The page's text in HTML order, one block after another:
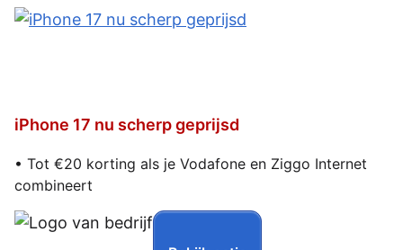
iPhone 17 nu scherp geprijsd
• Tot €20 korting als je Vodafone en Ziggo Internet
combineert